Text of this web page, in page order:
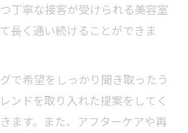
丁寧な接客が受けられる美容室
長く通い続けることができま
で希望をしっかり聞き取ったう
ンドを取り入れた提案をしてく
ます。また、アフターケアや再